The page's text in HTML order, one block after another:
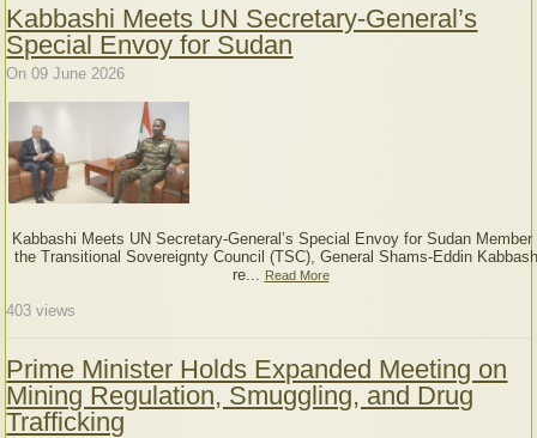
Kabbashi Meets UN Secretary-General’s
Special Envoy for Sudan
On 09 June 2026
Kabbashi Meets UN Secretary-General’s Special Envoy for Sudan Member
the Transitional Sovereignty Council (TSC), General Shams-Eddin
re... Read More
403 views
Prime Minister Holds Expanded Meeting on
Mining Regulation, Smuggling, and Drug
Trafficking